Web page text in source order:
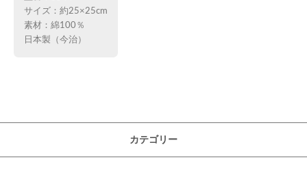
サイズ：約25×25cm
素材：綿100％
日本製（今治）
カテゴリー